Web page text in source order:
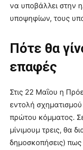
να υποβάλλει στην
υποψηφίων, τους
Πότε θα
επαφές
Στις 22 Μαΐου η
εντολή
πρώτου κόμματος.
μίνιμουμ τρεις, θα
δημοσκοπήσεις) πως